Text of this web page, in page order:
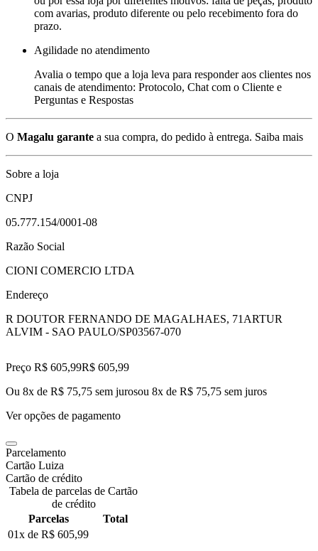
com avarias, produto diferente ou pelo recebimento fora do
prazo.
Agilidade no atendimento
Avalia o tempo que a loja leva para responder aos clientes nos
canais de atendimento: Protocolo, Chat com o Cliente e
Perguntas e Respostas
O Magalu garante a sua compra, do pedido à entrega. Saiba mais
Sobre a loja
CNPJ
05.777.154/0001-08
Razão Social
CIONI COMERCIO LTDA
Endereço
R DOUTOR FERNANDO DE MAGALHAES, 71 ARTUR
ALVIM - SAO PAULO/SP03567-070
Preço R$ 605,99R$ 605,99
Ou 8x de R$ 75,75 sem jurosou 8x de R$ 75,75 sem juros
Ver opções de pagamento
Parcelamento
Cartão Luiza
Cartão de crédito
Tabela de parcelas de Cartão
de crédito
Parcelas
Total
01x de R$ 605,99